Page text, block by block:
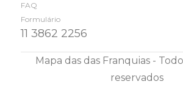
FAQ
Formulário
11 3862 2256
Mapa das das Franquias -
reservados